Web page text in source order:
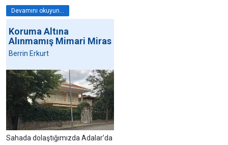
Devamını okuyun...
Koruma Altına
Alınmamış Mimari Miras
Berrin Erkurt
Sahada dolaştığımızda Adalar’da